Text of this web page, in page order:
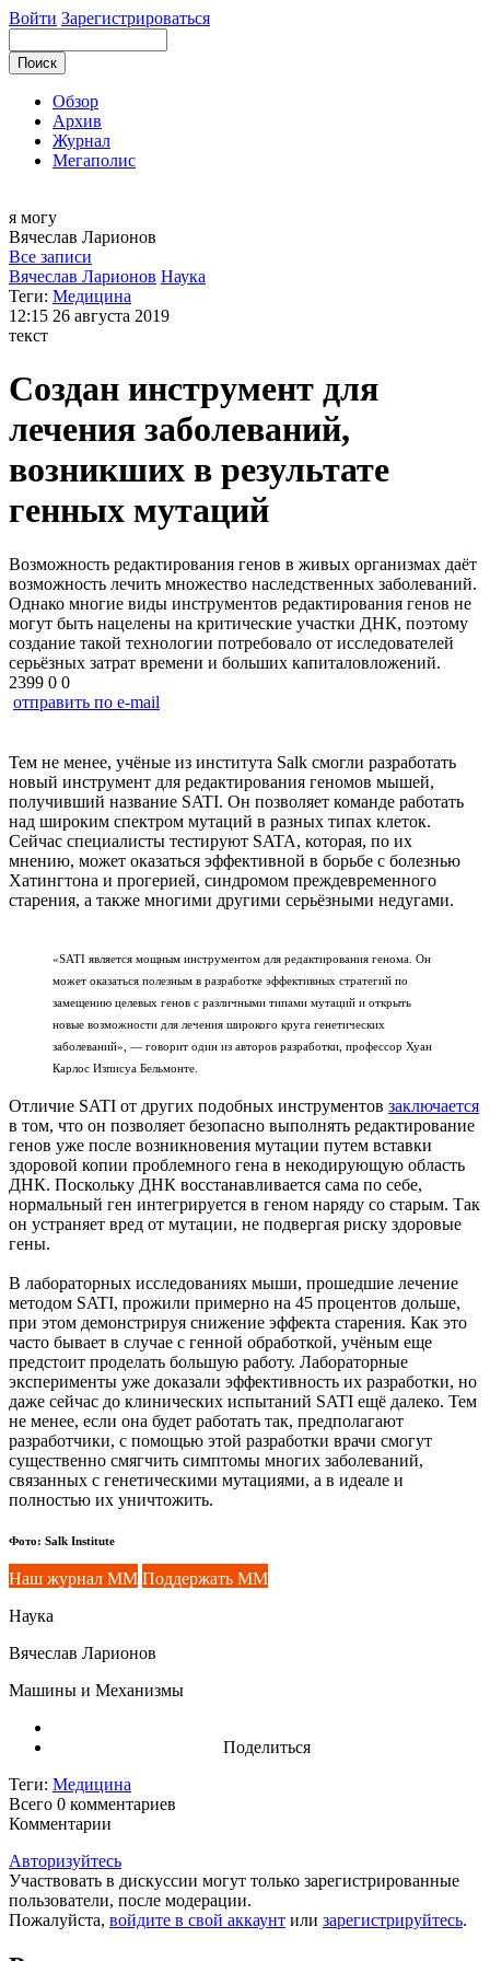
Войти Зарегистрироваться
Обзор
Архив
Журнал
Мегаполис
я могу
Вячеслав Ларионов
Все записи
Вячеслав Ларионов Наука
Теги: Медицина
12:15 26 августа 2019
текст
Создан инструмент для
лечения заболеваний,
возникших в результате
генных мутаций
Возможность редактирования генов в живых организмах даёт
возможность лечить множество наследственных заболеваний.
Однако многие виды инструментов редактирования генов не
могут быть нацелены на критические участки ДНК, поэтому
создание такой технологии потребовало от исследователей
серьёзных затрат времени и больших капиталовложений.
2399 0 0
отправить по e-mail
Тем не менее, учёные из института Salk смогли разработать
новый инструмент для редактирования геномов мышей,
получивший название SATI. Он позволяет команде работать
над широким спектром мутаций в разных типах клеток.
Сейчас специалисты тестируют SATA, которая, по их
мнению, может оказаться эффективной в борьбе с болезнью
Хатингтона и прогерией, синдромом преждевременного
старения, а также многими другими серьёзными недугами.
«SATI является мощным инструментом для редактирования генома. Он
может оказаться полезным в разработке эффективных стратегий по
замещению целевых генов с различными типами мутаций и открыть
новые возможности для лечения широкого круга генетических
заболеваний», — говорит один из авторов разработки, профессор Хуан
Карлос Изписуа Бельмонте.
Отличие SATI от других подобных инструментов заключается
в том, что он позволяет безопасно выполнять редактирование
генов уже после возникновения мутации путем вставки
здоровой копии проблемного гена в некодирующую область
ДНК. Поскольку ДНК восстанавливается сама по себе,
нормальный ген интегрируется в геном наряду со старым. Так
он устраняет вред от мутации, не подвергая риску здоровые
гены.
В лабораторных исследованиях мыши, прошедшие лечение
методом SATI, прожили примерно на 45 процентов дольше,
при этом демонстрируя снижение эффекта старения. Как это
часто бывает в случае с генной обработкой, учёным еще
предстоит проделать большую работу. Лабораторные
эксперименты уже доказали эффективность их разработки, но
даже сейчас до клинических испытаний SATI ещё далеко. Тем
не менее, если она будет работать так, предполагают
разработчики, с помощью этой разработки врачи смогут
существенно смягчить симптомы многих заболеваний,
связанных с генетическими мутациями, а в идеале и
полностью их уничтожить.
Фото: Salk Institute
Наш журнал ММ Поддержать ММ
Наука
Вячеслав Ларионов
Машины и Механизмы
Поделиться
Теги: Медицина
Всего 0 комментариев
Комментарии
Авторизуйтесь
Участвовать в дискуссии могут только зарегистрированные
пользователи, после модерации.
Пожалуйста, войдите в свой аккаунт или зарегистрируйтесь.